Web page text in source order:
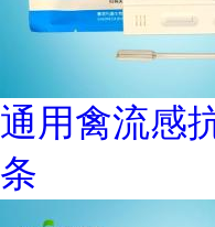
通用禽流感
条